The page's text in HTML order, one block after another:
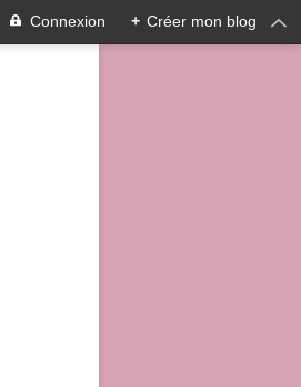
Connexion + Créer mon blog